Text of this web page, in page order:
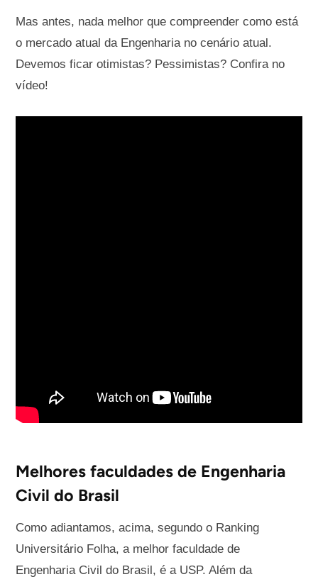
Mas antes, nada melhor que compreender como está
o mercado atual da Engenharia no cenário atual.
Devemos ficar otimistas? Pessimistas? Confira no
vídeo!
Melhores faculdades de Engenharia
Civil do Brasil
Como adiantamos, acima, segundo o Ranking
Universitário Folha, a melhor faculdade de
Engenharia Civil do Brasil, é a USP. Além da